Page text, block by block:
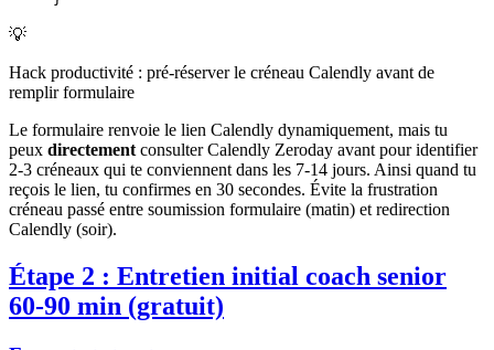
💡
Hack productivité : pré-réserver le créneau Calendly avant de
remplir formulaire
Le formulaire renvoie le lien Calendly dynamiquement, mais tu
peux directement consulter Calendly Zeroday avant pour identifier
2-3 créneaux qui te conviennent dans les 7-14 jours. Ainsi quand tu
reçois le lien, tu confirmes en 30 secondes. Évite la frustration
créneau passé entre soumission formulaire (matin) et redirection
Calendly (soir).
Étape 2 : Entretien initial coach senior
60-90 min (gratuit)